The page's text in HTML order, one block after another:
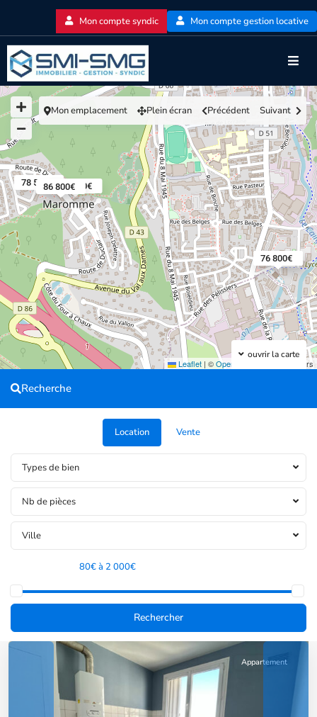
Mon compte syndic Mon compte gestion locative
78 500€
57 800€
76 800€
86 800€
149 000€
Leaflet | ©OpenStreetMap contributors
ouvrir la carte
Mon emplacement Plein écran Précédent Suivant
Recherche
Location Vente
Types de bien
Nb de pièces
Ville
80€ à 2 000€
Appartement